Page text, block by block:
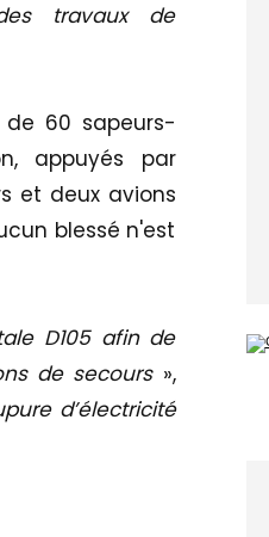
travaux de
60 sapeurs-
appuyés par
et deux avions
blessé n'est
D105 afin de
de secours»,
d’électricité